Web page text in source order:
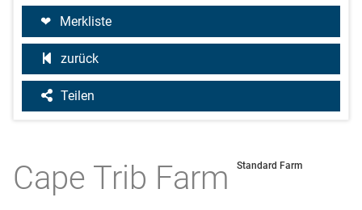
Merkliste
zurück
Teilen
Cape Trib Farm Standard Farm